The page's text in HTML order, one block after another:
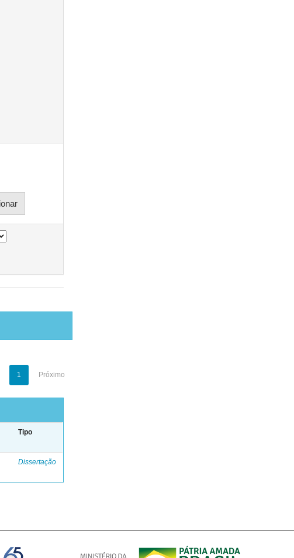
1 Próximo
Tipo
Dissertação